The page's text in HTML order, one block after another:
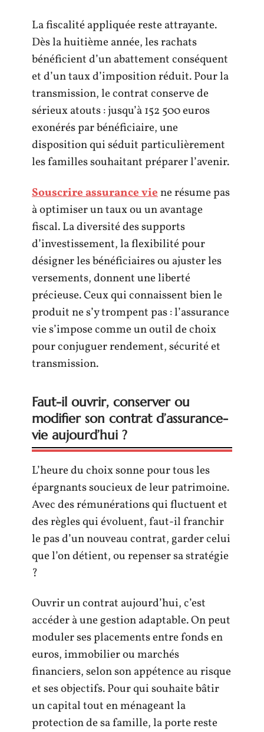
La fiscalité appliquée reste attrayante.
Dès la huitième année, les rachats
bénéficient d’un abattement conséquent
et d’un taux d’imposition réduit. Pour la
transmission, le contrat conserve de
sérieux atouts : jusqu’à 152 500 euros
exonérés par bénéficiaire, une
disposition qui séduit particulièrement
les familles souhaitant préparer l’avenir.
Souscrire assurance viene résume pas
à optimiser un taux ou un avantage
fiscal. La diversité des supports
d’investissement, la flexibilité pour
désigner les bénéficiaires ou ajuster les
versements, donnent une liberté
précieuse. Ceux qui connaissent bien le
produit ne s’y trompent pas : l’assurance
vie s’impose comme un outil de choix
pour conjuguer rendement, sécurité et
transmission.
Faut-il ouvrir, conserver ou
modifier son contrat d’assurance-
vie aujourd’hui ?
L’heure du choix sonne pour tous les
épargnants soucieux de leur patrimoine.
Avec des rémunérations qui fluctuent et
des règles qui évoluent, faut-il franchir
le pas d’un nouveau contrat, garder celui
que l’on détient, ou repenser sa stratégie
?
Ouvrir un contrat aujourd’hui, c’est
accéder à une gestion adaptable. On peut
moduler ses placements entre fonds en
euros, immobilier ou marchés
financiers, selon son appétence au risque
et ses objectifs. Pour qui souhaite bâtir
un capital tout en ménageant la
protection de sa famille, la porte reste